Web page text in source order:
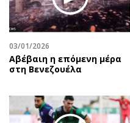
03/01/2026
Αβέβαιη η επόμενη μέρα
στη Βενεζουέλα